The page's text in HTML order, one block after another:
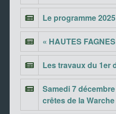
Le programme
« HAUTES
Les travaux du 1er
Samedi 7
crêtes de la Warche